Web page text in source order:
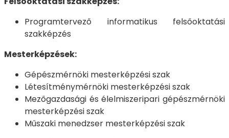
Programtervező informatikus felsőoktatási
szakképzés
Mesterképzések:
Gépészmérnöki mesterképzési szak
Létesítménymérnöki mesterképzési szak
Mezőgazdasági és élelmiszeripari gépészmérnöki
mesterképzési szak
Műszaki menedzser mesterképzési szak